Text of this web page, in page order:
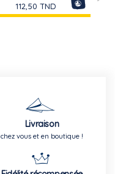
112,50 TND
Livraison
chez vous et en boutique !